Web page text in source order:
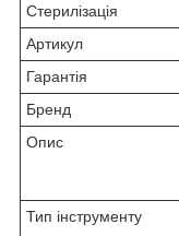
Стерилізація
Артикул
Гарантія
Бренд
Опис
Тип інструменту